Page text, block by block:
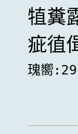
犆糞
疵徝
瑰嚮